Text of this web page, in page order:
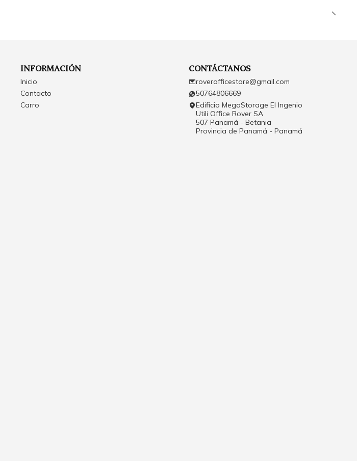
INFORMACIÓN
Inicio
Contacto
Carro
CONTÁCTANOS
roverofficestore@gmail.com
50764806669
Edificio MegaStorage El Ingenio
Utili Office Rover SA
507 Panamá - Betania
Provincia de Panamá - Panamá